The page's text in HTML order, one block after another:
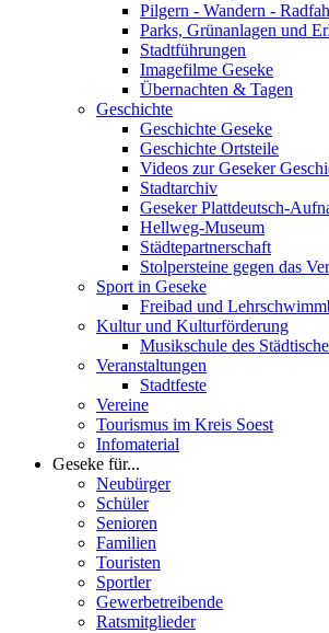
Pilgern - Wandern -
Parks, Grünanlagen und
Stadtführungen
Imagefilme Geseke
Übernachten & Tagen
Geschichte
Geschichte Geseke
Geschichte Ortsteile
Videos zur Geseker
Stadtarchiv
Geseker Plattdeutsch-
Hellweg-Museum
Städtepartnerschaft
Stolpersteine gegen das
Sport in Geseke
Freibad und
Kultur und Kulturförderung
Musikschule des
Veranstaltungen
Stadtfeste
Vereine
Tourismus im Kreis Soest
Infomaterial
Geseke für...
Neubürger
Schüler
Senioren
Familien
Touristen
Sportler
Gewerbetreibende
Ratsmitglieder